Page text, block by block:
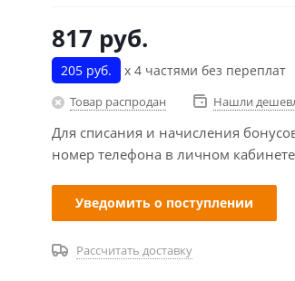
817 руб.
205 руб. х 4 частями без переплат
Товар распродан Нашли
Для списания и начисления
номер телефона в личном кабинете
Уведомить о поступлении
Рассчитать доставку